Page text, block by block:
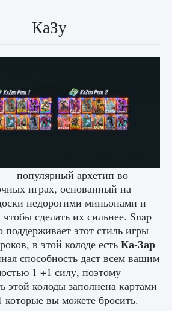
КаЗу
— популярный архетип во
играх, основанный на
недорогими миньонами и
сделать их сильнее. Snap
поддерживает этот стиль игры
в этой колоде есть Ка-Зар
способность даст всем вашим
1 +1 силу, поэтому
этой колоды заполнена картами
которые вы можете бросить.